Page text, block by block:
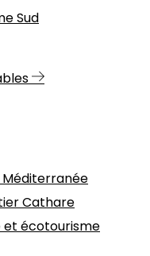
Méditerranée
Cathare
et écotourisme